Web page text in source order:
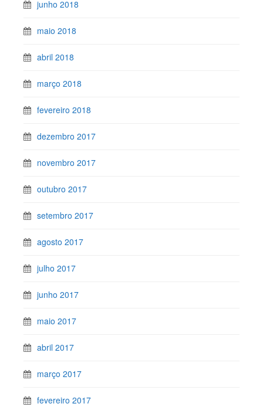
junho 2018
maio 2018
abril 2018
março 2018
fevereiro 2018
dezembro 2017
novembro 2017
outubro 2017
setembro 2017
agosto 2017
julho 2017
junho 2017
maio 2017
abril 2017
março 2017
fevereiro 2017